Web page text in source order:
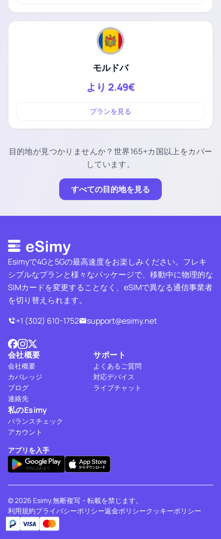
モルドバ
より 2.49€
プランを見る
目的地が見つかりませんか？世界165+カ国以上をカバー
しています。
すべての目的地を見る
Esimyで4Gと5Gの最高速度をお楽しみください。フレキ
シブルなプランと様々なパッケージで、移動中に物理的な
SIMカードを変更することなく、eSIMで異なる通信事業者
を切り替えられます。
+1 (302) 610-1752
support@esimy.net
会社概要
会社概要
カバレッジ
ブログ
連絡先
サポート
よくあるご質問
対応デバイス
ライブチャット
私のEsimy
バランスチェック
アカウント
アプリを入手
© 2026 Esimy.無断複写・転載を禁じます。
利用規約プライバシーポリシー返金ポリシークッキーポリシー